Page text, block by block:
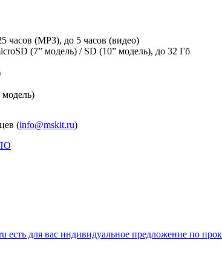
часов (MP3), до 5 часов (видео)
(7” модель) / SD (10” модель), до 32 Гб
модель)
(info@mskit.ru)
есть для вас индивидуальное предложение по